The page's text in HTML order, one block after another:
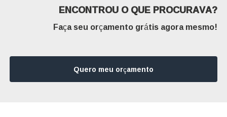
ENCONTROU O QUE PROCURAVA?
Faça seu orçamento grátis agora mesmo!
Quero meu orçamento